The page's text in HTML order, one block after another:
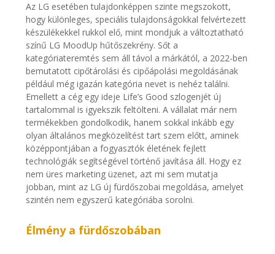
Az LG esetében tulajdonképpen szinte megszokott,
hogy különleges, speciális tulajdonságokkal felvértezett
készülékekkel rukkol elő, mint mondjuk a változtatható
színű LG MoodUp hűtőszekrény. Sőt a
kategóriateremtés sem áll távol a márkától, a 2022-ben
bemutatott cipőtárolási és cipőápolási megoldásának
például még igazán kategória nevet is nehéz találni.
Emellett a cég egy ideje Life’s Good szlogenjét új
tartalommal is igyekszik feltölteni. A vállalat már nem
termékekben gondolkodik, hanem sokkal inkább egy
olyan általános megközelítést tart szem előtt, aminek
középpontjában a fogyasztók életének fejlett
technológiák segítségével történő javítása áll. Hogy ez
nem üres marketing üzenet, azt mi sem mutatja
jobban, mint az LG új fürdőszobai megoldása, amelyet
szintén nem egyszerű kategóriába sorolni.
Élmény a fürdőszobában